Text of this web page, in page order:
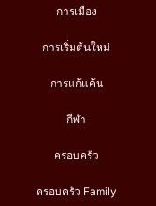
การเมือง
การเริ่มต้นใหม่
การแก้แค้น
กีฬา
ครอบครัว
ครอบครัว Family